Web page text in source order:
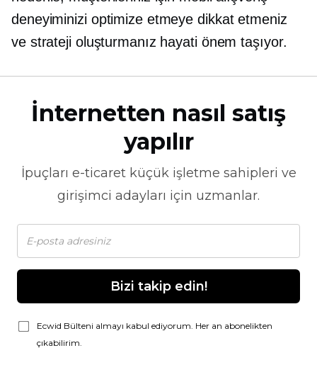
deneyiminizi optimize etmeye dikkat etmeniz
ve strateji oluşturmanız hayati önem taşıyor.
İnternetten nasıl satış
yapılır
İpuçları e-ticaretküçük işletme sahipleri ve
girişimci adayları için uzmanlar.
Bizi takip edin!
Ecwid Bülteni almayı kabul ediyorum. Her an abonelikten
çıkabilirim.